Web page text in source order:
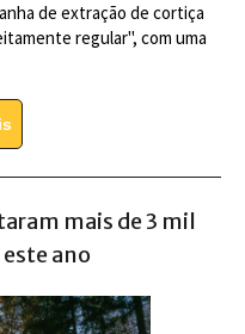
de extração de cortiça
regular", com uma
mais de 3 mil
ano